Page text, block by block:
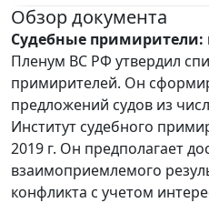
Обзор документа
Судебные примирители:
Пленум ВС РФ утвердил
примирителей. Он
предложений судов из
Институт судебного
2019 г. Он предполагает
взаимоприемлемого
конфликта с учетом